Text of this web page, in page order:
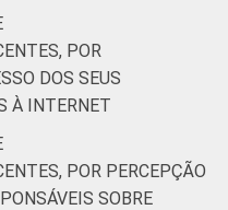
SM
AB
DE 25
POR
DOS SEUS
À INTERNET
POR PERCEPÇÃO
SOBRE